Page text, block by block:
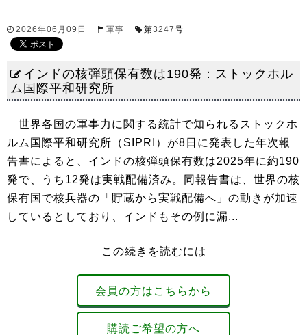
2026年06月09日 軍事 第3247号
インドの核弾頭保有数は190発：ストックホル
ム国際平和研究所
世界各国の軍事力に関する統計で知られるストックホ
ルム国際平和研究所（SIPRI）が8日に発表した年次報
告書によると、インドの核弾頭保有数は2025年に約190
発で、うち12発は実戦配備済み。同報告書は、世界の核
保有国で核兵器の「貯蔵から実戦配備へ」の動きが加速
しているとしており、インドもその例に漏...
この続きを読むには
会員の方はこちらから
購読ご希望の方へ